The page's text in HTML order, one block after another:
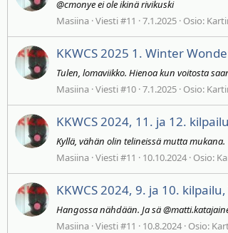
@cmonye ei ole ikinä rivikuski
Masiina Viesti #11 7.1.2025 Osio:
KKWCS 2025 1. Winter
Tulen, lomaviikko. Hienoa kun voitosta
Masiina Viesti #10 7.1.2025 Osio:
KKWCS 2024, 11. ja 12.
Kyllä, vähän olin telineissä mutta mukana.
Masiina Viesti #11 10.10.2024 Osio:
KKWCS 2024, 9. ja 10.
Hangossa nähdään. Ja sä
Masiina Viesti #11 10.8.2024 Osio: